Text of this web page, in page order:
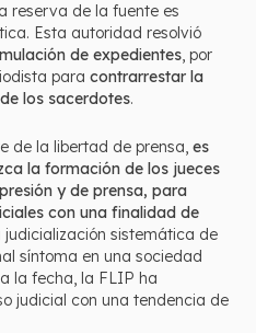
reserva de la fuente es
Esta autoridad resolvió
de expedientes, por
para contrarrestar la
los sacerdotes.
de la libertad de prensa, es
la formación de los jueces
y de prensa, para
con una finalidad de
judicialización sistemática de
síntoma en una sociedad
la fecha, la FLIP ha
judicial con una tendencia de